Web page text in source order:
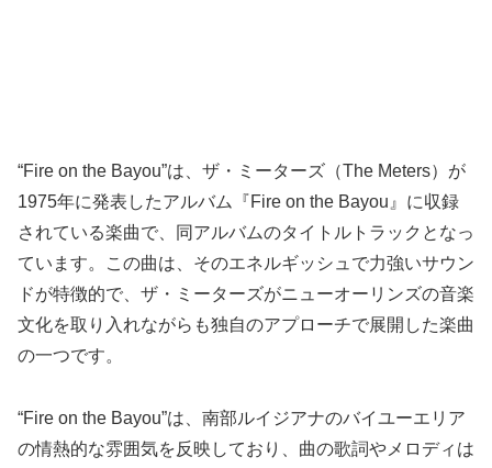
“Fire on the Bayou”は、ザ・ミーターズ（The Meters）が
1975年に発表したアルバム『Fire on the Bayou』に収録
されている楽曲で、同アルバムのタイトルトラックとなっ
ています。この曲は、そのエネルギッシュで力強いサウン
ドが特徴的で、ザ・ミーターズがニューオーリンズの音楽
文化を取り入れながらも独自のアプローチで展開した楽曲
の一つです。
“Fire on the Bayou”は、南部ルイジアナのバイユーエリア
の情熱的な雰囲気を反映しており、曲の歌詞やメロディは